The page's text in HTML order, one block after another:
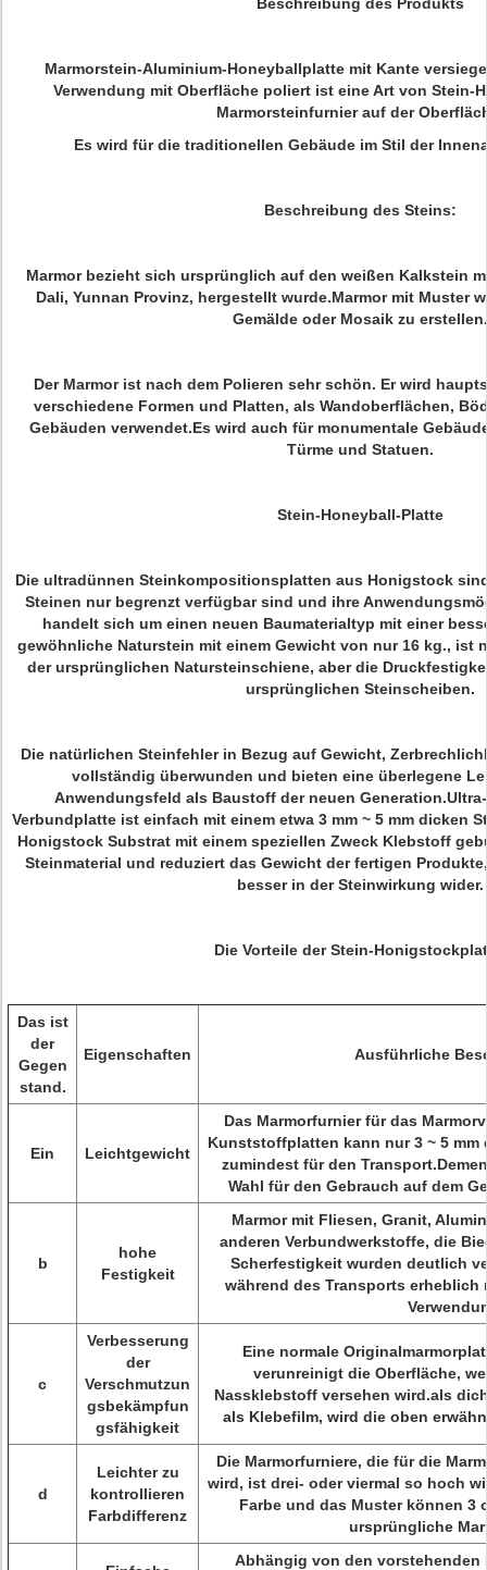
Marmorstein-Aluminium-Honeyballplatte mit Kante
Verwendung mit Oberfläche poliert ist eine Art von Stein-
Marmorsteinfurnier auf der
Es wird für die traditionellen Gebäude im Stil der
Beschreibung des Steins:
Marmor bezieht sich ursprünglich auf den weißen Kalkstein
Dali, Yunnan Provinz, hergestellt wurde.Marmor mit Muster
Gemälde oder Mosaik zu erstellen.
Der Marmor ist nach dem Polieren sehr schön. Er wird
verschiedene Formen und Platten, als Wandoberflächen,
Gebäuden verwendet.Es wird auch für monumentale
Türme und Statuen.
Stein-Honeyball-Platte
Die ultradünnen Steinkompositionsplatten aus Honigstock
Steinen nur begrenzt verfügbar sind und ihre
handelt sich um einen neuen Baumaterialtyp mit einer
gewöhnliche Naturstein mit einem Gewicht von nur 16 kg., ist
der ursprünglichen Natursteinschiene, aber die
ursprünglichen Steinscheiben.
Die natürlichen Steinfehler in Bezug auf Gewicht,
vollständig überwunden und bieten eine überlegene
Anwendungsfeld als Baustoff der neuen
Verbundplatte ist einfach mit einem etwa 3 mm ~ 5 mm dicken
Honigstock Substrat mit einem speziellen Zweck Klebstoff
Steinmaterial und reduziert das Gewicht der fertigen
besser in der Steinwirkung wider.
Die Vorteile der Stein-
Das ist
der
Gegen
stand.
Eigenschaften Ausführliche
Ein Leichtgewicht
Das Marmorfurnier für das
Kunststoffplatten kann nur 3 ~ 5
zumindest für den
Wahl für den Gebrauch auf dem
b
hohe
Festigkeit
Marmor mit Fliesen, Granit,
anderen Verbundwerkstoffe, die
Scherfestigkeit wurden deutlich
während des Transports
c
Verbesserung
der
Verschmutzun
gsbekämpfun
gsfähigkeit
Eine normale
verunreinigt die Oberfläche,
Nassklebstoff versehen wird.als
als Klebefilm, wird die oben
d
Leichter zu
kontrollieren
Farbdifferenz
Die Marmorfurniere, die für die
wird, ist drei- oder viermal so hoch
Farbe und das Muster können 3
ursprüngliche
Abhängig von den vorstehenden